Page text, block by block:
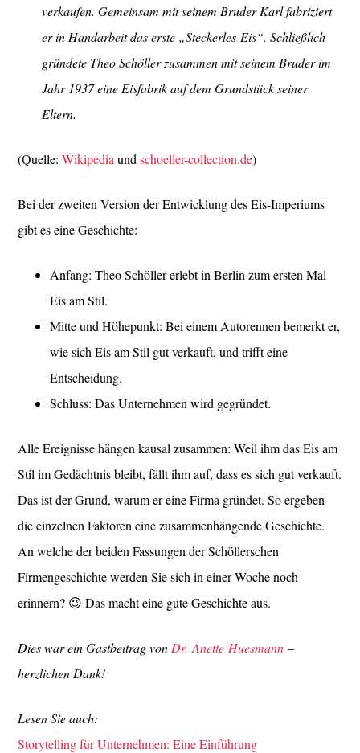
verkaufen. Gemeinsam mit seinem Bruder Karl fabriziert
er in Handarbeit das erste „Steckerles-Eis“. Schließlich
gründete Theo Schöller zusammen mit seinem Bruder im
Jahr 1937 eine Eisfabrik auf dem Grundstück seiner
Eltern.
(Quelle:Wikipedia undschoeller-collection.de)
Bei der zweiten Version der Entwicklung des Eis-Imperiums
gibt es eine Geschichte:
Anfang: Theo Schöller erlebt in Berlin zum ersten Mal
Eis am Stil.
Mitte und Höhepunkt: Bei einem Autorennen bemerkt er,
wie sich Eis am Stil gut verkauft, und trifft eine
Entscheidung.
Schluss: Das Unternehmen wird gegründet.
Alle Ereignisse hängen kausal zusammen: Weil ihm das Eis am
Stil im Gedächtnis bleibt, fällt ihm auf, dass es sich gut verkauft.
Das ist der Grund, warum er eine Firma gründet. So ergeben
die einzelnen Faktoren eine zusammenhängende Geschichte.
An welche der beiden Fassungen der Schöllerschen
Firmengeschichte werden Sie sich in einer Woche noch
erinnern? 😉 Das macht eine gute Geschichte aus.
Dies war ein Gastbeitrag von Dr. Anette Huesmann –
herzlichen Dank!
Lesen Sie auch:
Storytelling für Unternehmen: Eine Einführung